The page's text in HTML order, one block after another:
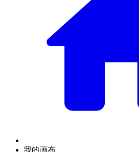
我的画布